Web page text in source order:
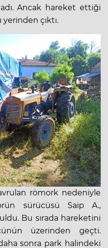
Ancak hareket ettiği
yerinden çıktı.
römork nedeniyle
sürücüsü Saip A.,
Bu sırada hareketini
üzerinden geçti.
sonra park halindeki